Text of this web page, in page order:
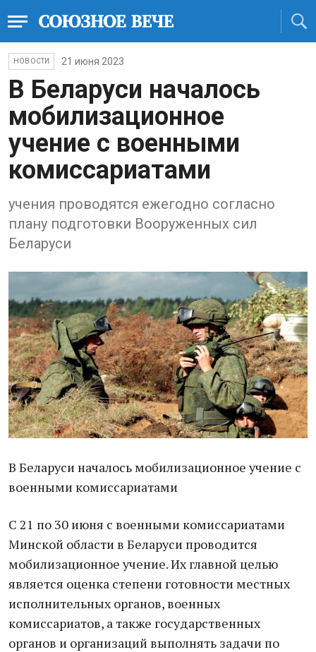
НОВОСТИ 21 июня 2023
В Беларуси началось
мобилизационное
учение с военными
комиссариатами
учения проводятся ежегодно согласно
плану подготовки Вооруженных сил
Беларуси
В Беларуси началось мобилизационное учение с
военными комиссариатами
С 21 по 30 июня с военными комиссариатами
Минской области в Беларуси проводится
мобилизационное учение. Их главной целью
является оценка степени готовности местных
исполнительных органов, военных
комиссариатов, а также государственных
органов и организаций выполнять задачи по